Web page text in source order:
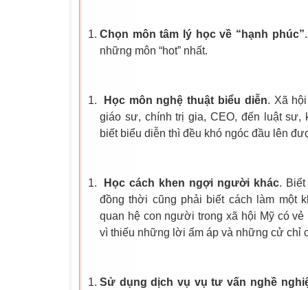
Chọn môn tâm lý học về “hạnh phúc”
những môn “hot” nhất.
Học môn nghệ thuật biểu diễn. Xã
giáo sư, chính trị gia, CEO, đến luật
biết biểu diễn thì đều khó ngóc đầu lên
Học cách khen ngợi người khác.
đồng thời cũng phải biết cách làm một
quan hệ con người trong xã hội Mỹ có
vì thiếu những lời ấm áp và những cử chỉ
Sử dụng dịch vụ vụ tư vấn nghề